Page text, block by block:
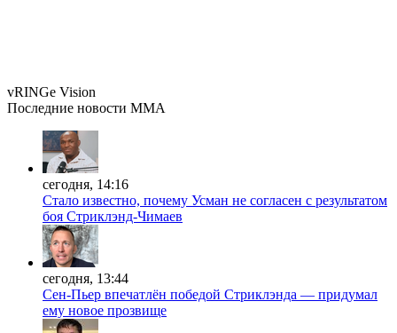
vRINGe Vision
Последние новости MMA
сегодня, 14:16
Стало известно, почему Усман не согласен с результатом
боя Стриклэнд-Чимаев
сегодня, 13:44
Сен-Пьер впечатлён победой Стриклэнда — придумал
ему новое прозвище